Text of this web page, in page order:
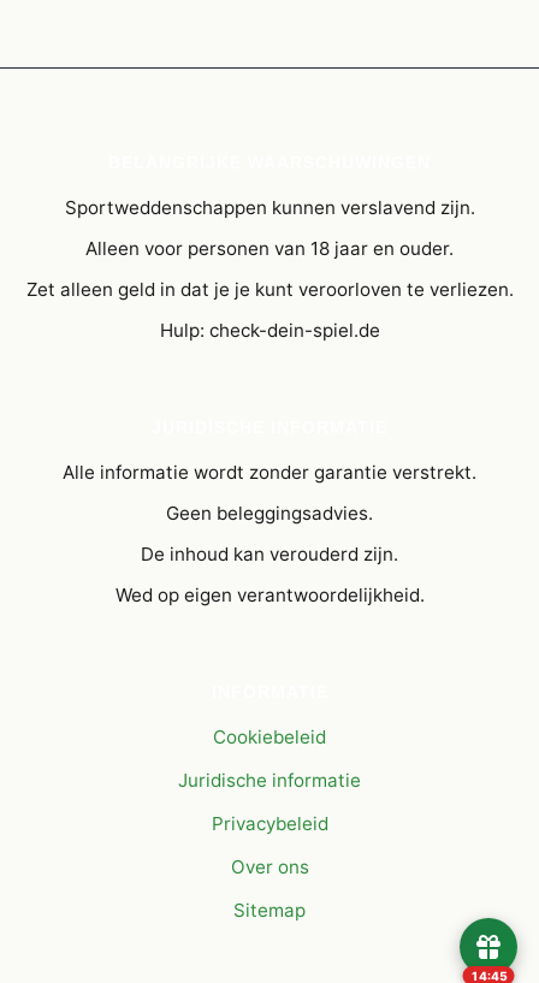
Sportweddenschappen kunnen verslavend zijn.
Alleen voor personen van 18 jaar en ouder.
Zet alleen geld in dat je je kunt veroorloven te verliezen.
Hulp: check-dein-spiel.de
Alle informatie wordt zonder garantie verstrekt.
Geen beleggingsadvies.
De inhoud kan verouderd zijn.
Wed op eigen verantwoordelijkheid.
Cookiebeleid
Juridische informatie
Privacybeleid
Over ons
Sitemap
14:45